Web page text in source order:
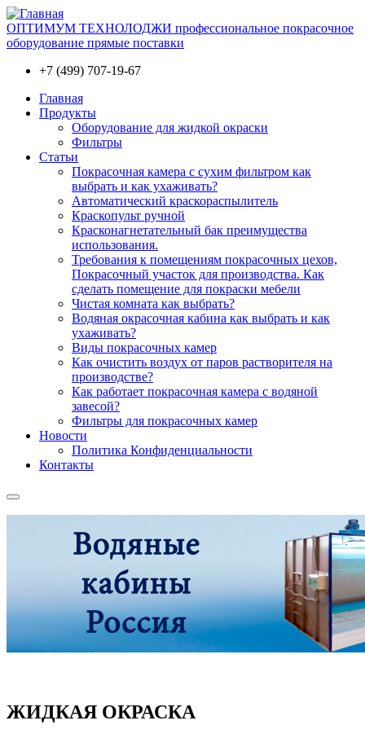
ОПТИМУМ ТЕХНОЛОДЖИ профессиональное покрасочное
оборудование прямые поставки
+7 (499) 707-19-67
Главная
Продукты
Оборудование для жидкой окраски
Фильтры
Статьи
Покрасочная камера с сухим фильтром как
выбрать и как ухаживать?
Автоматический краскораспылитель
Краскопульт ручной
Красконагнетательный бак преимущества
использования.
Требования к помещениям покрасочных цехов,
Покрасочный участок для производства. Как
сделать помещение для покраски мебели
Чистая комната как выбрать?
Водяная окрасочная кабина как выбрать и как
ухаживать?
Виды покрасочных камер
Как очистить воздух от паров растворителя на
производстве?
Как работает покрасочная камера с водяной
завесой?
Фильтры для покрасочных камер
Новости
Политика Конфиденциальности
Контакты
ЖИДКАЯ ОКРАСКА